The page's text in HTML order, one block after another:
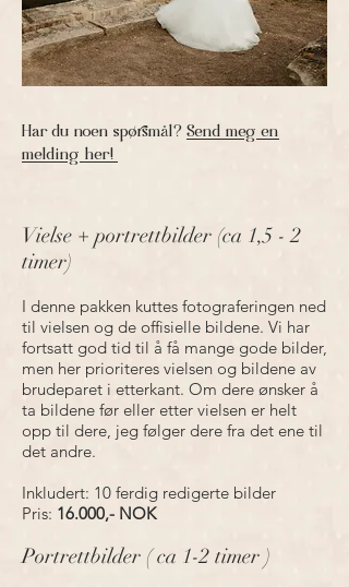
Har du noen spørsmål? Send meg en
melding her!
Vielse + portrettbilder (ca 1,5 - 2
timer)
I denne pakken kuttes fotograferingen ned
til vielsen og de offisielle bildene. Vi har
fortsatt god tid til å få mange gode bilder,
men her prioriteres vielsen og bildene av
brudeparet i etterkant. Om dere ønsker å
ta bildene før eller etter vielsen er helt
opp til dere, jeg følger dere fra det ene til
det andre.
Inkludert: 10 ferdig redigerte bilder
Pris: 16.000,- NOK
Portrettbilder ( ca 1-2 timer )